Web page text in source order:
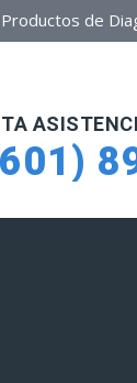
Productos de